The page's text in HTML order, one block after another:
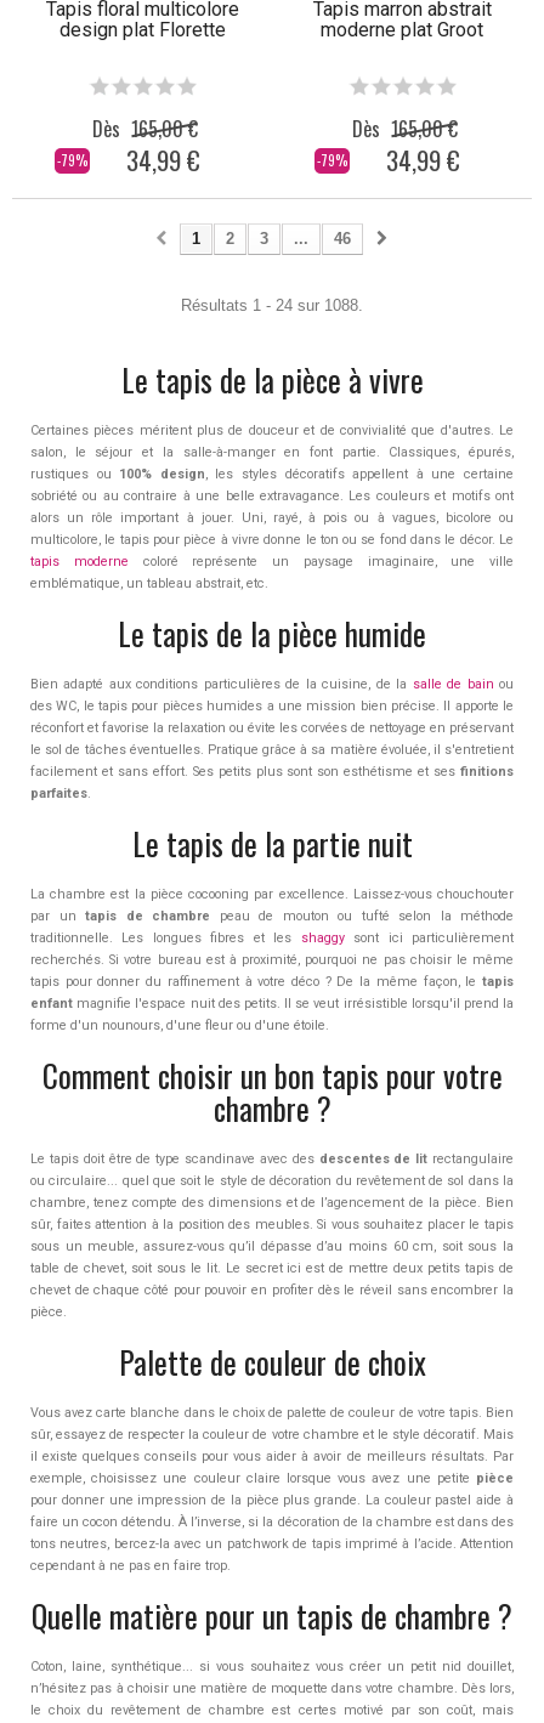
Tapis floral multicolore
design plat Florette
-79%
Dès 165,00 €
34,99 €
Tapis marron abstrait
moderne plat Groot
-79%
Dès 165,00 €
34,99 €
1 2 3 ... 46
Résultats 1 - 24 sur 1088.
Le tapis de la pièce à vivre
Certaines pièces méritent plus de douceur et de convivialité que d'autres. Le
salon, le séjour et la salle-à-manger en font partie. Classiques, épurés,
rustiques ou 100% design, les styles décoratifs appellent à une certaine
sobriété ou au contraire à une belle extravagance. Les couleurs et motifs ont
alors un rôle important à jouer. Uni, rayé, à pois ou à vagues, bicolore ou
multicolore, le tapis pour pièce à vivre donne le ton ou se fond dans le décor. Le
tapis moderne coloré représente un paysage imaginaire, une ville
emblématique, un tableau abstrait, etc.
Le tapis de la pièce humide
Bien adapté aux conditions particulières de la cuisine, de la salle de bain ou
des WC, le tapis pour pièces humides a une mission bien précise. Il apporte le
réconfort et favorise la relaxation ou évite les corvées de nettoyage en préservant
le sol de tâches éventuelles. Pratique grâce à sa matière évoluée, il s'entretient
facilement et sans effort. Ses petits plus sont son esthétisme et ses finitions
parfaites.
Le tapis de la partie nuit
La chambre est la pièce cocooning par excellence. Laissez-vous chouchouter
par un tapis de chambre peau de mouton ou tufté selon la méthode
traditionnelle. Les longues fibres et les
shaggysont ici particulièrement
recherchés. Si votre bureau est à proximité, pourquoi ne pas choisir le même
tapis pour donner du raffinement à votre déco ? De la même façon, le tapis
enfant magnifie l'espace nuit des petits. Il se veut irrésistible lorsqu'il prend la
forme d'un nounours, d'une fleur ou d'une étoile.
Comment choisir un bon tapis pour votre
chambre ?
Le tapis doit être de type scandinave avec des descentes de lit rectangulaire
ou circulaire... quel que soit le style de décoration du revêtement de sol dans la
chambre, tenez compte des dimensions et de l’agencement de la pièce. Bien
sûr, faites attention à la position des meubles. Si vous souhaitez placer le tapis
sous un meuble, assurez-vous qu’il dépasse d’au moins 60 cm, soit sous la
table de chevet, soit sous le lit. Le secret ici est de mettre deux petits tapis de
chevet de chaque côté pour pouvoir en profiter dès le réveil sans encombrer la
pièce.
Palette de couleur de choix
Vous avez carte blanche dans le choix de palette de couleur de votre tapis. Bien
sûr, essayez de respecter la couleur de votre chambre et le style décoratif. Mais
il existe quelques conseils pour vous aider à avoir de meilleurs résultats. Par
exemple, choisissez une couleur claire lorsque vous avez une petite pièce
pour donner une impression de la pièce plus grande. La couleur pastel aide à
faire un cocon détendu. À l’inverse, si la décoration de la chambre est dans des
tons neutres, bercez-la avec un patchwork de tapis imprimé à l’acide. Attention
cependant à ne pas en faire trop.
Quelle matière pour un tapis de chambre ?
Coton, laine, synthétique... si vous souhaitez vous créer un petit nid douillet,
n’hésitez pas à choisir une matière de moquette dans votre chambre. Dès lors,
le choix du revêtement de chambre est certes motivé par son coût, mais